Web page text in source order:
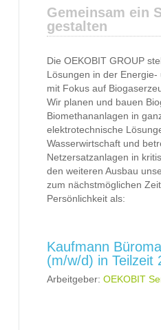
Gemeinsam ein
gestalten
Die OEKOBIT GROUP
Lösungen in der
mit Fokus auf
Wir planen und bauen
Biomethananlagen in
elektrotechnische
Wasserwirtschaft und
Netzersatzanlagen in
den weiteren Ausbau
zum nächstmöglichen
Persönlichkeit als:
Kaufmann
(m/w/d) in Teilzeit
Arbeitgeber:OEKOBIT